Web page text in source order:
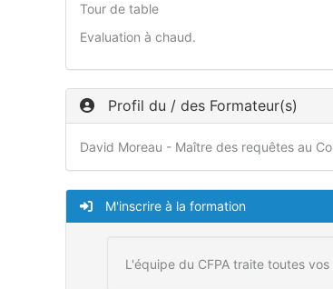
Tour de table
Evaluation à chaud.
Profil du / des Formateur(s)
David Moreau - Maître des requêtes au
M'inscrire à la formation
L'équipe du CFPA traite toutes